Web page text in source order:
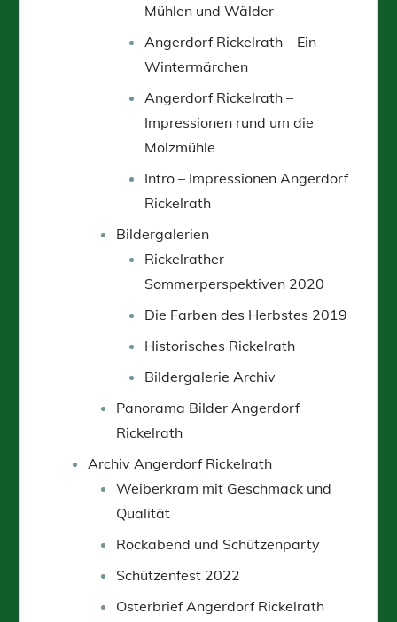
Mühlen und Wälder
Angerdorf Rickelrath – Ein
Wintermärchen
Angerdorf Rickelrath –
Impressionen rund um die
Molzmühle
Intro – Impressionen Angerdorf
Rickelrath
Bildergalerien
Rickelrather
Sommerperspektiven 2020
Die Farben des Herbstes 2019
Historisches Rickelrath
Bildergalerie Archiv
Panorama Bilder Angerdorf
Rickelrath
Archiv Angerdorf Rickelrath
Weiberkram mit Geschmack und
Qualität
Rockabend und Schützenparty
Schützenfest 2022
Osterbrief Angerdorf Rickelrath